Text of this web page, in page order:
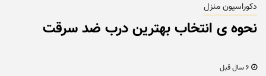
دکوراسیون منزل
نحوه ی انتخاب بهترین درب ضد سرقت